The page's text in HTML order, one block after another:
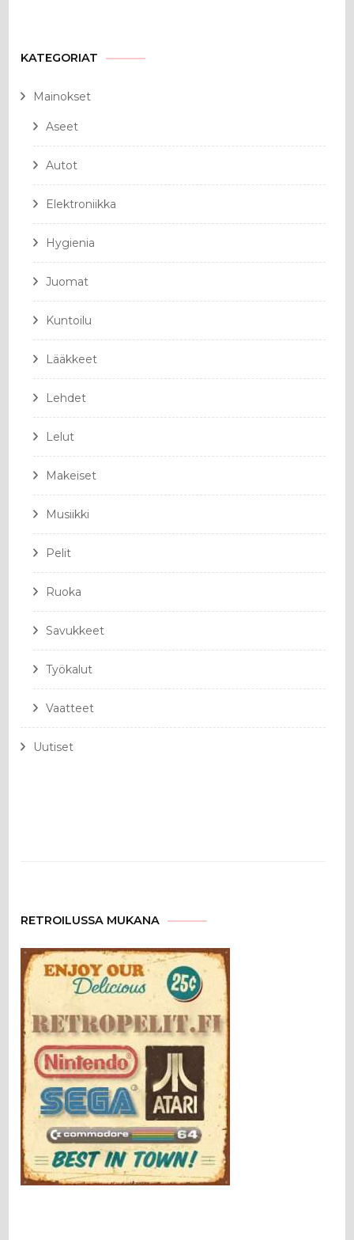
KATEGORIAT
Mainokset
Aseet
Autot
Elektroniikka
Hygienia
Juomat
Kuntoilu
Lääkkeet
Lehdet
Lelut
Makeiset
Musiikki
Pelit
Ruoka
Savukkeet
Työkalut
Vaatteet
Uutiset
RETROILUSSA MUKANA